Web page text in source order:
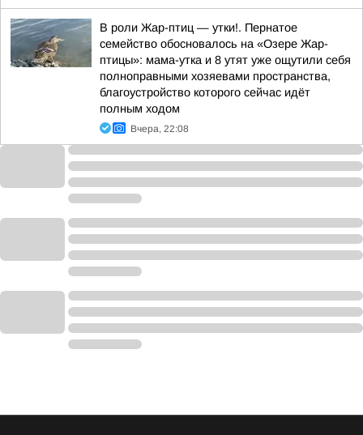
В роли Жар-птиц — утки!. Пернатое
семейство обосновалось на «Озере Жар-
птицы»: мама-утка и 8 утят уже ощутили себя
полноправными хозяевами пространства,
благоустройство которого сейчас идёт
полным ходом
Вчера, 22:08